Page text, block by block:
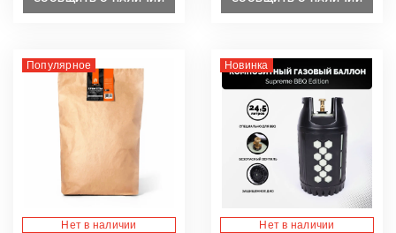
Популярное
Нет в наличии
Новинка
Нет в наличии